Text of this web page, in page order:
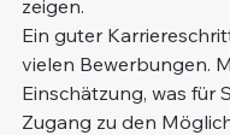
zeigen.
Ein guter
vielen Bewerbungen.
Einschätzung, was für
Zugang zu den